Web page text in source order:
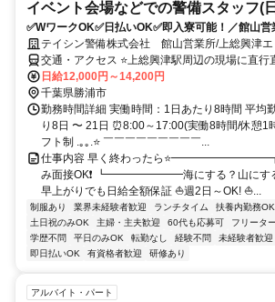
イベント会場などでの警備スタッフ(
✅WワークOK✅日払いOK✅即入寮可能！／館山営
テイシン警備株式会社 館山営業所/上総興津エ
交通・アクセス ⭐上総興津駅周辺の現場に直行
り！移動の心配は不要です♪
日給12,000円～14,200円
千葉県勝浦市
勤務時間詳細 実働時間：1日あたり8時間 平均
り8日 〜 21日 ⏰8:00～17:00(実働8時間/休憩1
フト制 .｡｡.⭐ ￣￣￣￣￣￣￣￣￣...
仕事内容 早く終わったら⭐━━━━━━━━━┓
み面接OK❗ ┗━━━━━━━海にする？山にする
早上がりでも日給全額保証 ⛵週2日～OK! ⛵...
制服あり 業界未経験者歓迎 ランチタイム 扶養内勤務OK
土日祝のみOK
主婦・主夫歓迎 60代も応募可 フリータ
学歴不問
平日のみOK 転勤なし 経験不問 未経験者歓迎
即日払いOK
有資格者歓迎 研修あり
アルバイト・パート